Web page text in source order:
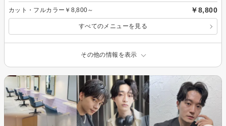
カット・フルカラー￥8,800～ ￥8,800
すべてのメニューを見る
その他の情報を表示